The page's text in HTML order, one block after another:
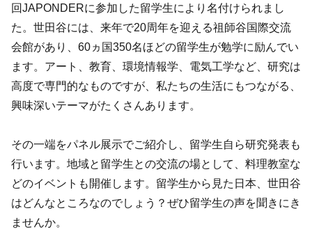
回JAPONDERに参加した留学生により名付けられまし
た。世田谷には、来年で20周年を迎える祖師谷国際交流
会館があり、60ヵ国350名ほどの留学生が勉学に励んでい
ます。アート、教育、環境情報学、電気工学など、研究は
高度で専門的なものですが、私たちの生活にもつながる、
興味深いテーマがたくさんあります。
その一端をパネル展示でご紹介し、留学生自ら研究発表も
行います。地域と留学生との交流の場として、料理教室な
どのイベントも開催します。留学生から見た日本、世田谷
はどんなところなのでしょう？ぜひ留学生の声を聞きにき
ませんか。